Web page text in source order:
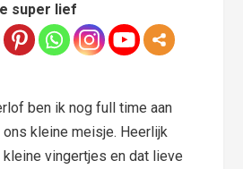
super lief
ben ik nog full time aan
kleine meisje. Heerlijk
kleine vingertjes en dat lieve